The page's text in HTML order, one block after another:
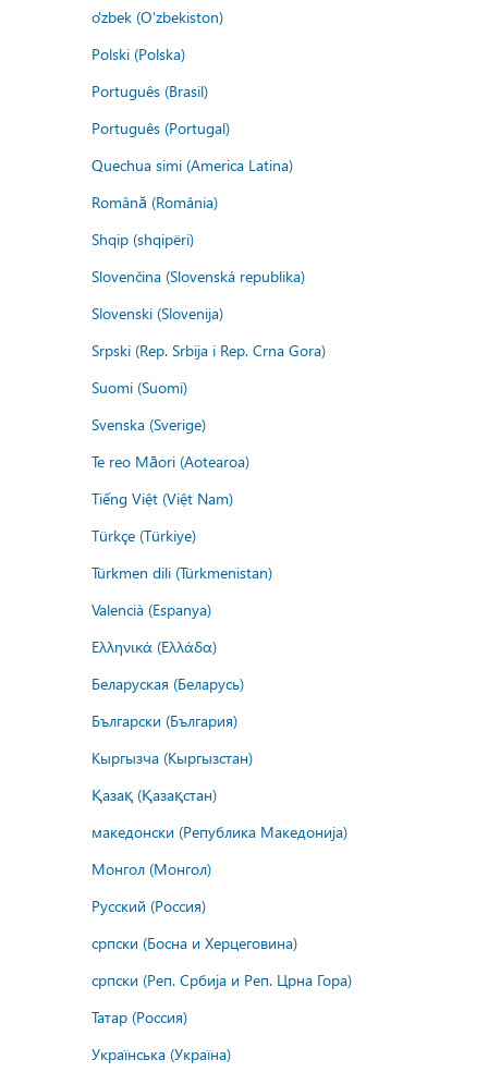
o'zbek (O'zbekiston)
Polski (Polska)
Português (Brasil)
Português (Portugal)
Quechua simi (America Latina)
Română (România)
Shqip (shqipëri)
Slovenčina (Slovenská republika)
Slovenski (Slovenija)
Srpski (Rep. Srbija i Rep. Crna Gora)
Suomi (Suomi)
Svenska (Sverige)
Te reo Māori (Aotearoa)
Tiếng Việt (Việt Nam)
Türkçe (Türkiye)
Türkmen dili (Türkmenistan)
Valencià (Espanya)
Ελληνικά (Ελλάδα)
Беларуская (Беларусь)
Български (България)
Кыргызча (Кыргызстан)
Қазақ (Қазақстан)
македонски (Република Македонија)
Монгол (Монгол)
Русский (Россия)
српски (Босна и Херцеговина)
српски (Реп. Србија и Реп. Црна Гора)
Татар (Россия)
Українська (Україна)